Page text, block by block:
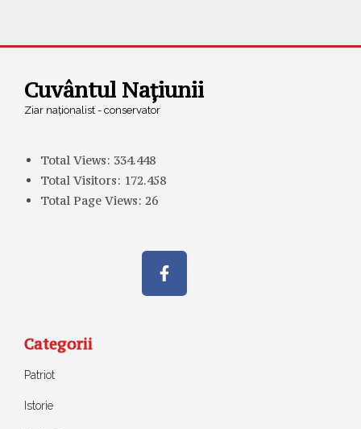
Cuvântul Națiunii
Ziar naționalist - conservator
Total Views: 334.448
Total Visitors: 172.458
Total Page Views: 26
Categorii
Patriot
Istorie